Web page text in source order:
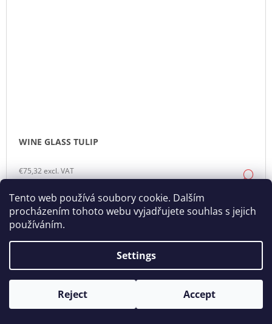
Tento web používá soubory cookie. Dalším
procházením tohoto webu vyjadřujete souhlas s jejich
používáním.
Settings
Reject Accept
Opening hours: Tue - Sun - 11:00 -19:00
WINE GLASS TULIP
€75,32 excl. VAT
€91,14